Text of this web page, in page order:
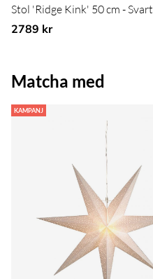
Stol 'Ridge Kink' 50 cm - Svart
2789 kr
Matcha med
KAMPANJ